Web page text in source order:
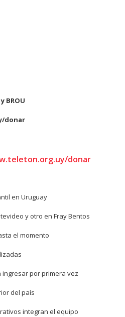
BROU
donar
donar
en Uruguay
y otro en Fray Bentos
el momento
ingresar por primera vez
del país
integran el equipo